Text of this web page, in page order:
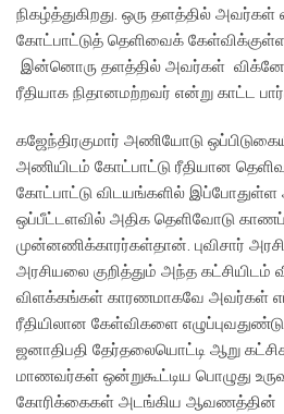
நிகழ்த்துகிறது. ஒரு தளத்தில்
கோட்பாட்டுத் தெளிவைக்
இன்னொரு தளத்தில் அவர்கள்
ரீதியாக நிதானமற்றவர் என்று காட்ட
கஜேந்திரகுமார் அணியோடு
அணியிடம் கோட்பாட்டு ரீதியான
கோட்பாட்டு விடயங்களில் இப்போதுள்ள
ஒப்பீட்டளவில் அதிக தெளிவோடு
முன்னணிக்காரர்கள்தான். புவிசார்
அரசியலை குறித்தும் அந்த
விளக்கங்கள் காரணமாகவே அவர்கள்
ரீதியிலான கேள்விகளை
ஜனாதிபதி தேர்தலையொட்டி ஆறு
மாணவர்கள் ஒன்றுகூட்டிய பொழுது
கோரிக்கைகள் அடங்கிய ஆவணத்தின்